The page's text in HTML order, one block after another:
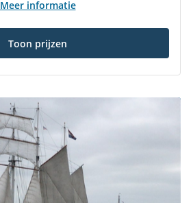
Meer informatie
Toon prijzen